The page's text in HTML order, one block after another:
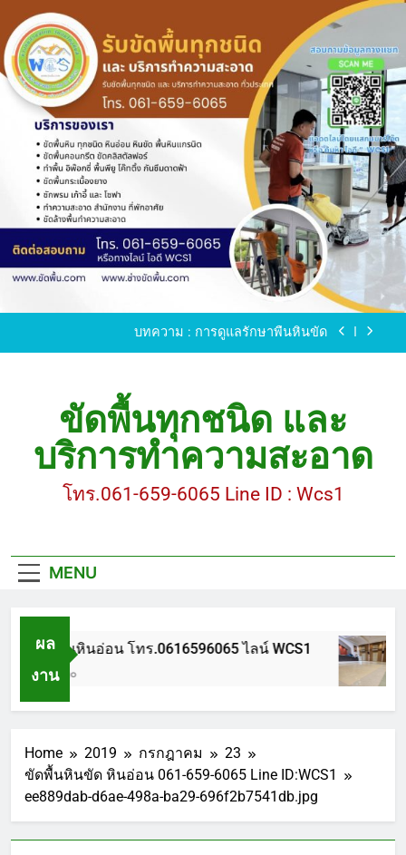
to
content
ขัดพื้นหินขัด อบต.แหลมบัวนครปฐม
ขัดพื้นหินอ่อน โทร.0616596065 ไลน์ WCS1
บทความ : การดูแลรักษาพื้นหินขัด
ขัดพื้นหินขัด อบต.แหลมบัวนครปฐม
ขัดพื้นหินอ่อน โทร.0616596065 ไลน์ WCS1
บทความ : การดูแลรักษาพื้นหินขัด
ขัดพื้นทุกชนิด และ
บริการทำความสะอาด
โทร.061-659-6065 Line ID : Wcs1
MENU
ผล
งาน
ขัดพื้นหินอ่อน โทร.0616596065 ไลน์ WCS1
1 ปี Ago
Home 2019 กรกฎาคม
23
ขัดพื้นหินขัด หินอ่อน 061-659-6065 Line ID:WCS1
ee889dab-d6ae-498a-ba29-696f2b7541db.jpg